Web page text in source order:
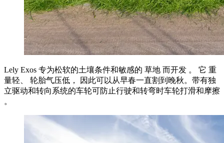
Lely Exos 专为松软的土壤条件和敏感的 草地 而开发 。 它 重
量轻、 轮胎气压低 ， 因此可以从早春一直割到晚秋。 带有独
立驱动和转向系统的车轮可防止行驶和转弯时车轮打滑和摩擦
。